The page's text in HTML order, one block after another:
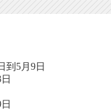
到5月9日